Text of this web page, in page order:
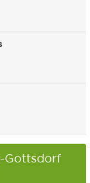
Gottsdorf